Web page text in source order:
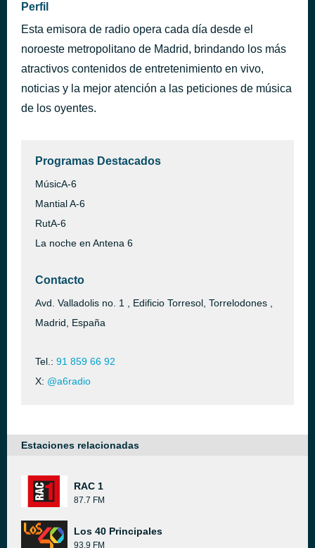
Perfil
Esta emisora de radio opera cada día desde el
noroeste metropolitano de Madrid, brindando los más
atractivos contenidos de entretenimiento en vivo,
noticias y la mejor atención a las peticiones de música
de los oyentes.
Programas Destacados
MúsicA-6
Mantial A-6
RutA-6
La noche en Antena 6
Contacto
Avd. Valladolis no. 1 , Edificio Torresol, Torrelodones ,
Madrid, España
Tel.: 91 859 66 92
X: @a6radio
Estaciones relacionadas
RAC 1
87.7 FM
Los 40 Principales
93.9 FM